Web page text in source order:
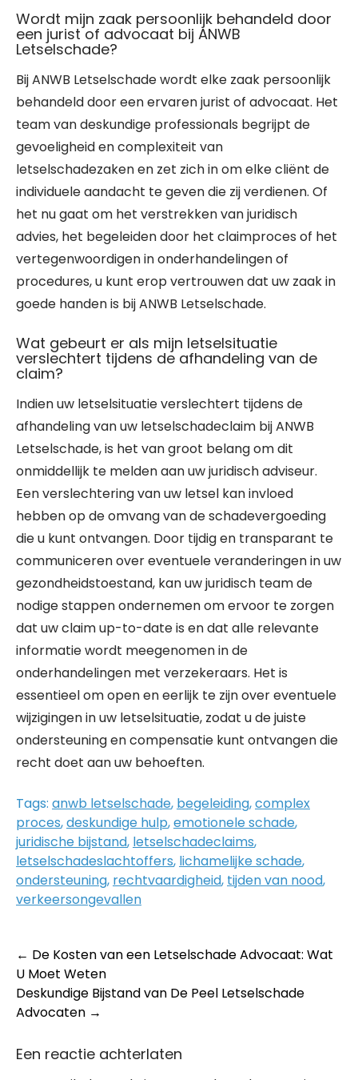
Wordt mijn zaak persoonlijk behandeld door
een jurist of advocaat bij ANWB
Letselschade?
Bij ANWB Letselschade wordt elke zaak persoonlijk
behandeld door een ervaren jurist of advocaat. Het
team van deskundige professionals begrijpt de
gevoeligheid en complexiteit van
letselschadezaken en zet zich in om elke cliënt de
individuele aandacht te geven die zij verdienen. Of
het nu gaat om het verstrekken van juridisch
advies, het begeleiden door het claimproces of het
vertegenwoordigen in onderhandelingen of
procedures, u kunt erop vertrouwen dat uw zaak in
goede handen is bij ANWB Letselschade.
Wat gebeurt er als mijn letselsituatie
verslechtert tijdens de afhandeling van de
claim?
Indien uw letselsituatie verslechtert tijdens de
afhandeling van uw letselschadeclaim bij ANWB
Letselschade, is het van groot belang om dit
onmiddellijk te melden aan uw juridisch adviseur.
Een verslechtering van uw letsel kan invloed
hebben op de omvang van de schadevergoeding
die u kunt ontvangen. Door tijdig en transparant te
communiceren over eventuele veranderingen in uw
gezondheidstoestand, kan uw juridisch team de
nodige stappen ondernemen om ervoor te zorgen
dat uw claim up-to-date is en dat alle relevante
informatie wordt meegenomen in de
onderhandelingen met verzekeraars. Het is
essentieel om open en eerlijk te zijn over eventuele
wijzigingen in uw letselsituatie, zodat u de juiste
ondersteuning en compensatie kunt ontvangen die
recht doet aan uw behoeften.
Tags: anwb letselschade, begeleiding,complex
proces,deskundige hulp,emotionele schade,
juridische bijstand, letselschadeclaims,
letselschadeslachtoffers, lichamelijke schade,
ondersteuning, rechtvaardigheid, tijden van nood,
verkeersongevallen
Post
navigation
← De Kosten van een Letselschade Advocaat: Wat
U Moet Weten
Deskundige Bijstand van De Peel Letselschade
Advocaten →
Een reactie achterlaten